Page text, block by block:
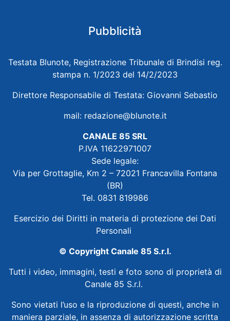
Pubblicità
Testata Blunote, Registrazione Tribunale di Brindisi reg.
stampa n. 1/2023 del 14/2/2023
Direttore Responsabile di Testata: Giovanni Sebastio
mail: redazione@blunote.it
CANALE 85 SRL
P.IVA 11622971007
Sede legale:
Via per Grottaglie, Km 2 – 72021 Francavilla Fontana
(BR)
Tel. 0831 819986
Esercizio dei Diritti in materia di protezione dei Dati
Personali
© Copyright Canale 85 S.r.l.
Tutti i video, immagini, testi e foto sono di proprietà di
Canale 85 S.r.l.
Sono vietati l’uso e la riproduzione di questi, anche in
maniera parziale, in assenza di autorizzazione scritta